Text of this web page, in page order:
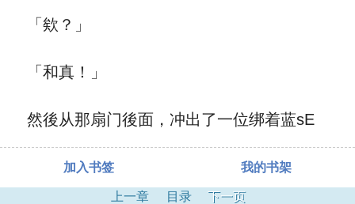
「欸？」
「和真！」
然後从那扇门後面，冲出了一位绑着蓝sE
加入书签 我的书架
上一章 目录 下一页